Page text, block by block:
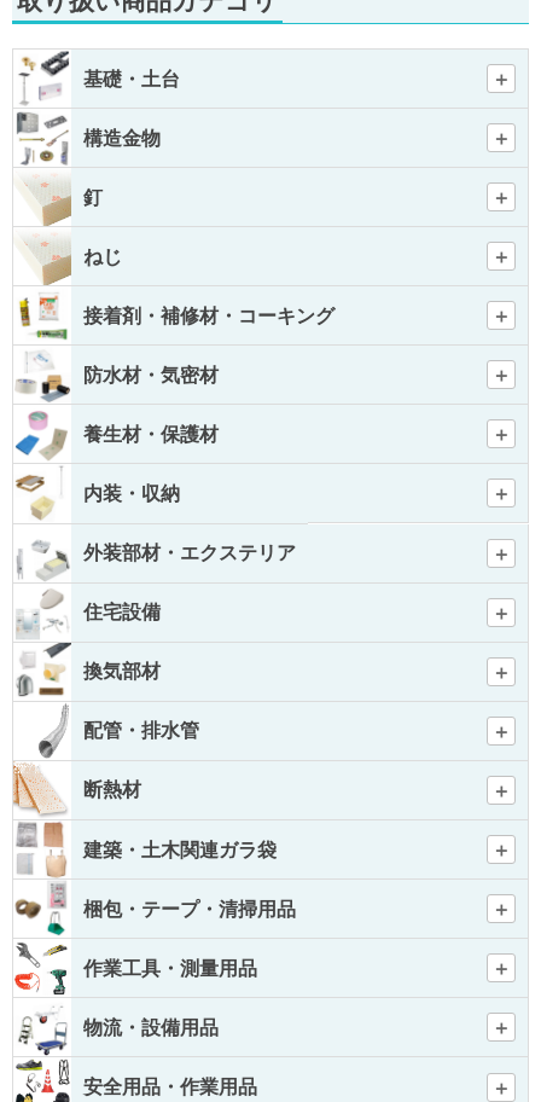
基礎・土台
構造金物
釘
ねじ
接着剤・補修材・コーキング
防水材・気密材
養生材・保護材
内装・収納
外装部材・エクステリア
住宅設備
換気部材
配管・排水管
断熱材
建築・土木関連ガラ袋
梱包・テープ・清掃用品
作業工具・測量用品
物流・設備用品
安全用品・作業用品